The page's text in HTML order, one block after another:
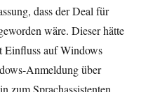
dass der Deal für
wäre. Dieser hätte
Einfluss auf Windows
Anmeldung über